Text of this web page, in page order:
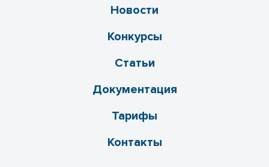
Новости
Конкурсы
Статьи
Документация
Тарифы
Контакты